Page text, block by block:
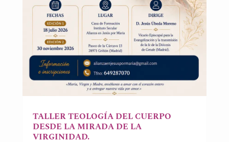
TALLER TEOLOGÍA DEL CUERPO
DESDE LA MIRADA DE LA
VIRGINIDAD.